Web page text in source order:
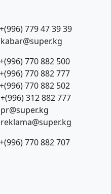
+(996) 779 47 39 39
kabar@super.kg
+(996) 770 882 500
+(996) 770 882 777
+(996) 770 882 502
+(996) 312 882 777
pr@super.kg
reklama@super.kg
+(996) 770 882 707